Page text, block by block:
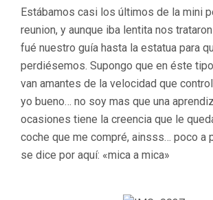
Estábamos casi los últimos de la mini
reunion, y aunque iba lentita nos
fué nuestro guía hasta la estatua para
perdiésemos. Supongo que en éste
van amantes de la velocidad que
yo bueno… no soy mas que una
ocasiones tiene la creencia que le
coche que me compré, ainsss… poco a
se dice por aquí: «mica a mica»